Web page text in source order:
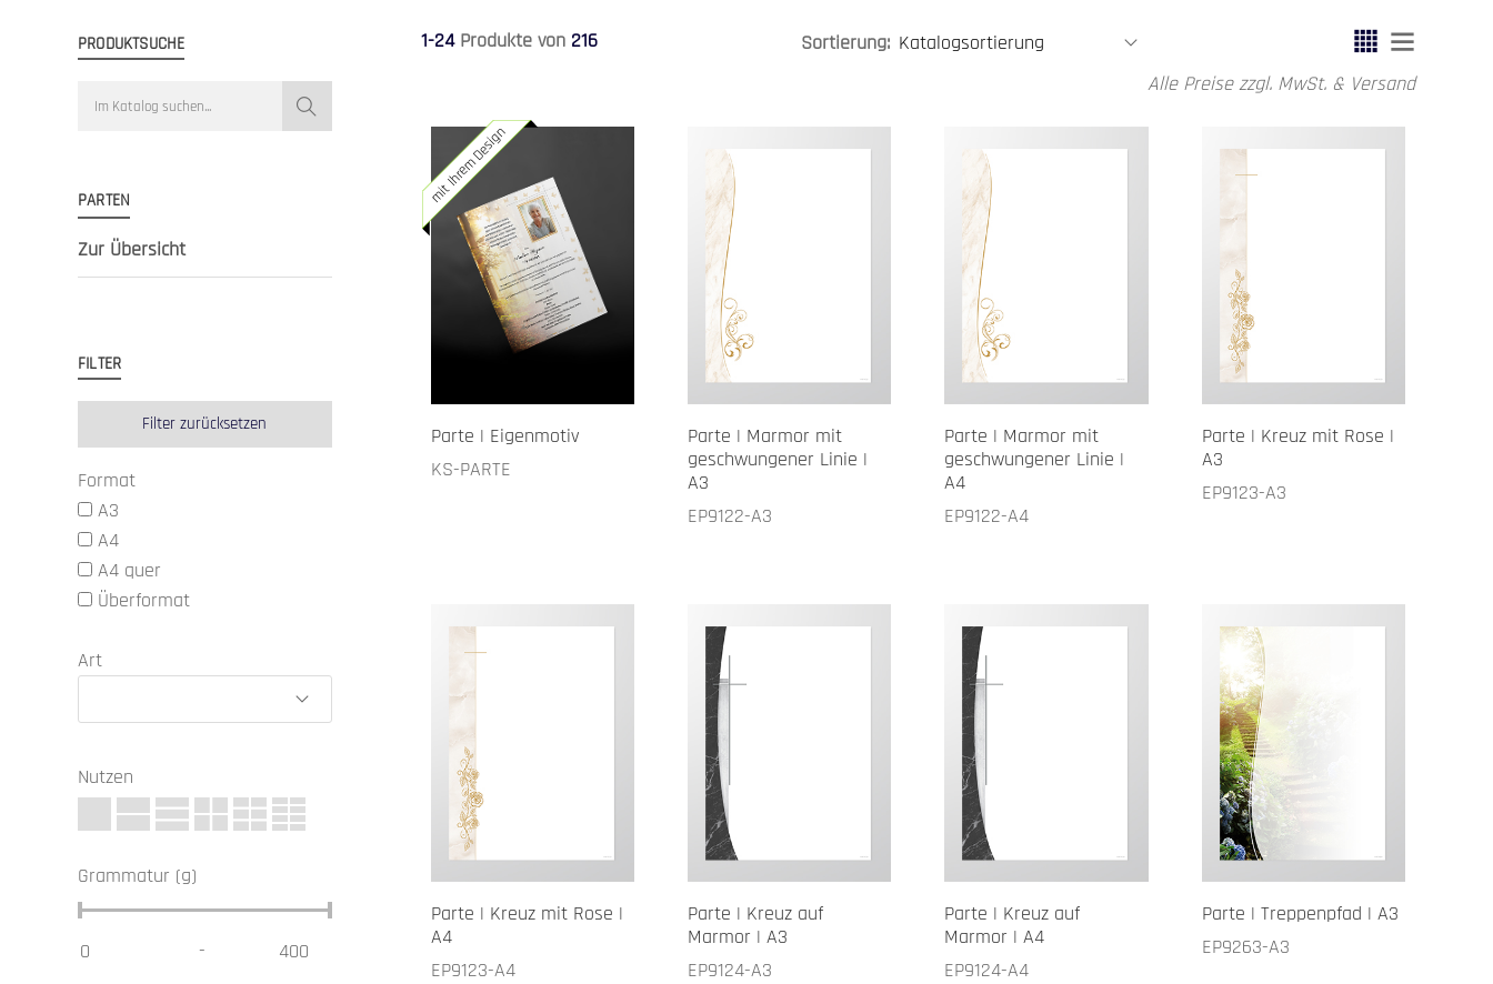
PRODUKTSUCHE
PARTEN
Zur Übersicht
FILTER
Filter zurücksetzen
Format
A3
A4
A4 quer
Überformat
Art
Nutzen
Grammatur (g)
-
1-24Produkte von 216
Sortierung:
Alle Preise zzgl. MwSt. & Versand
mit Ihrem Design
Parte | Eigenmotiv
KS-PARTE
Parte | Marmor mit
geschwungener Linie |
A3
EP9122-A3
Parte | Marmor mit
geschwungener Linie |
A4
EP9122-A4
Parte | Kreuz mit Rose |
A3
EP9123-A3
Parte | Kreuz mit Rose |
A4
EP9123-A4
Parte | Kreuz auf
Marmor | A3
EP9124-A3
Parte | Kreuz auf
Marmor | A4
EP9124-A4
Parte | Treppenpfad | A3
EP9263-A3